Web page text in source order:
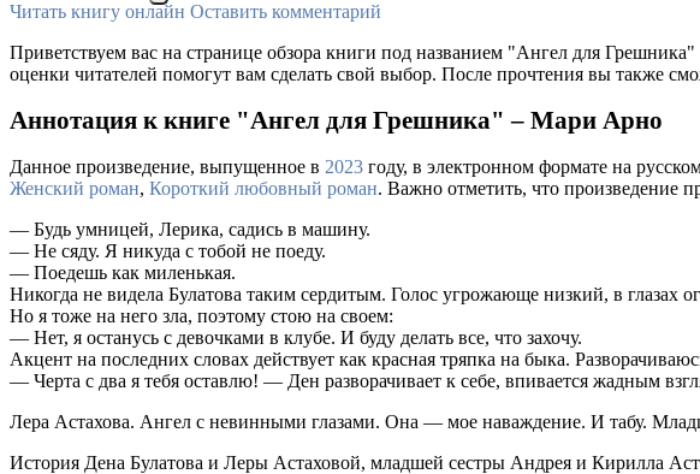
Читать книгу онлайн Оставить комментарий
Приветствуем вас на странице обзора книги под названием "Ангел для Грешника"
оценки читателей помогут вам сделать свой выбор. После прочтения вы также
Аннотация к книге "Ангел для Грешника" – Мари Арно
Данное произведение, выпущенное в 2023 году, в электронном формате на
Женский роман, Короткий любовный роман. Важно отметить, что произведение
— Будь умницей, Лерика, садись в машину.
— Не сяду. Я никуда с тобой не поеду.
— Поедешь как миленькая.
Никогда не видела Булатова таким сердитым. Голос угрожающе низкий, в глазах
Но я тоже на него зла, поэтому стою на своем:
— Нет, я останусь с девочками в клубе. И буду делать все, что захочу.
Акцент на последних словах действует как красная тряпка на быка.
— Черта с два я тебя оставлю! — Ден разворачивает к себе, впивается жадным
Лера Астахова. Ангел с невинными глазами. Она — мое наваждение. И табу.
История Дена Булатова и Леры Астаховой, младшей сестры Андрея и Кирилла